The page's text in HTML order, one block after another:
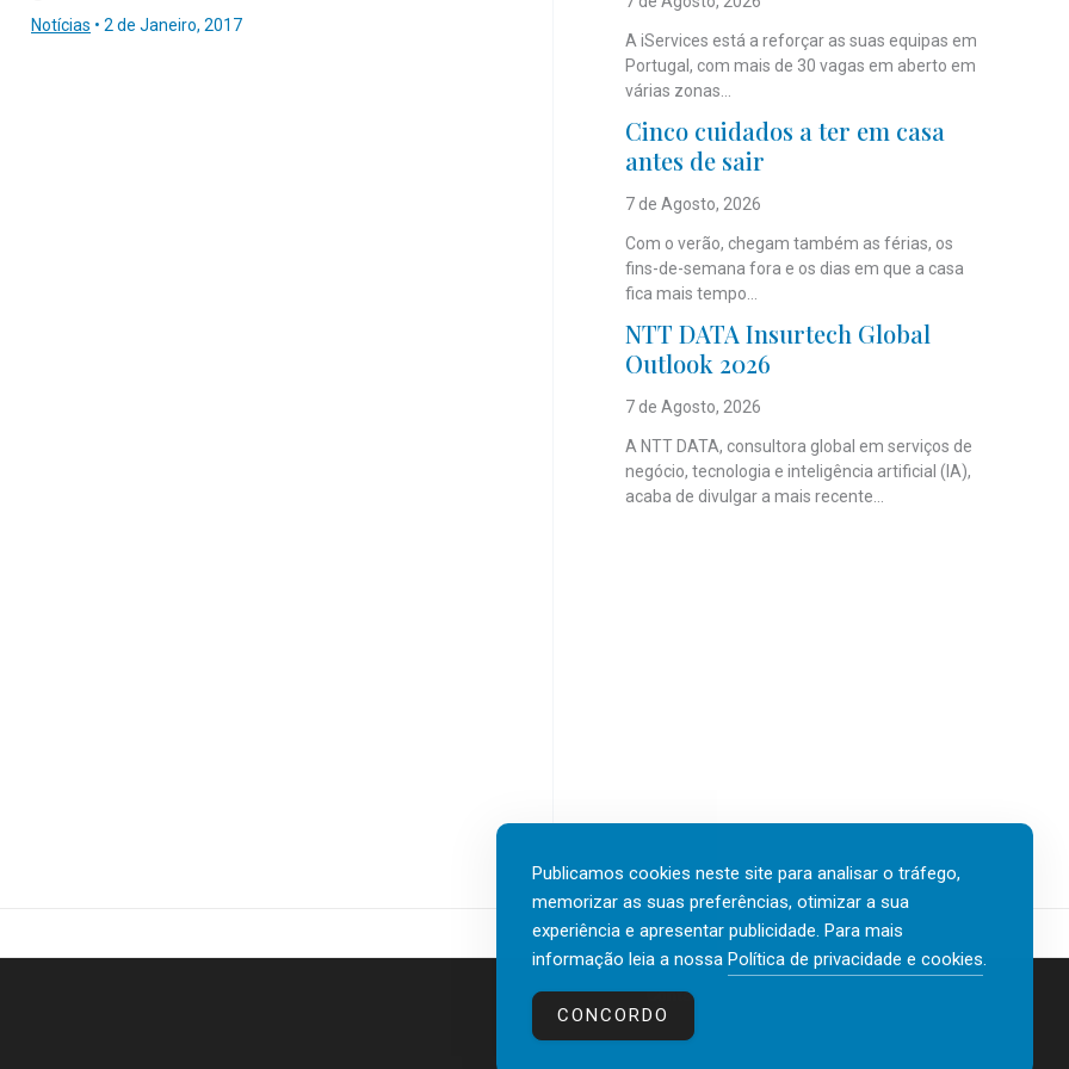
Notícias • 2 de Janeiro, 2017
A iServices está a reforçar as suas equipas em
Portugal, com mais de 30 vagas em aberto em
várias zonas...
Cinco cuidados a ter em casa
antes de sair
7 de Agosto, 2026
Com o verão, chegam também as férias, os
fins-de-semana fora e os dias em que a casa
fica mais tempo...
NTT DATA Insurtech Global
Outlook 2026
7 de Agosto, 2026
A NTT DATA, consultora global em serviços de
negócio, tecnologia e inteligência artificial (IA),
acaba de divulgar a mais recente...
Contactos
Publicamos cookies neste site para analisar o tráfego,
memorizar as suas preferências, otimizar a sua
experiência e apresentar publicidade. Para mais
informação leia a nossa Política de privacidade e cookies.
CONCORDO